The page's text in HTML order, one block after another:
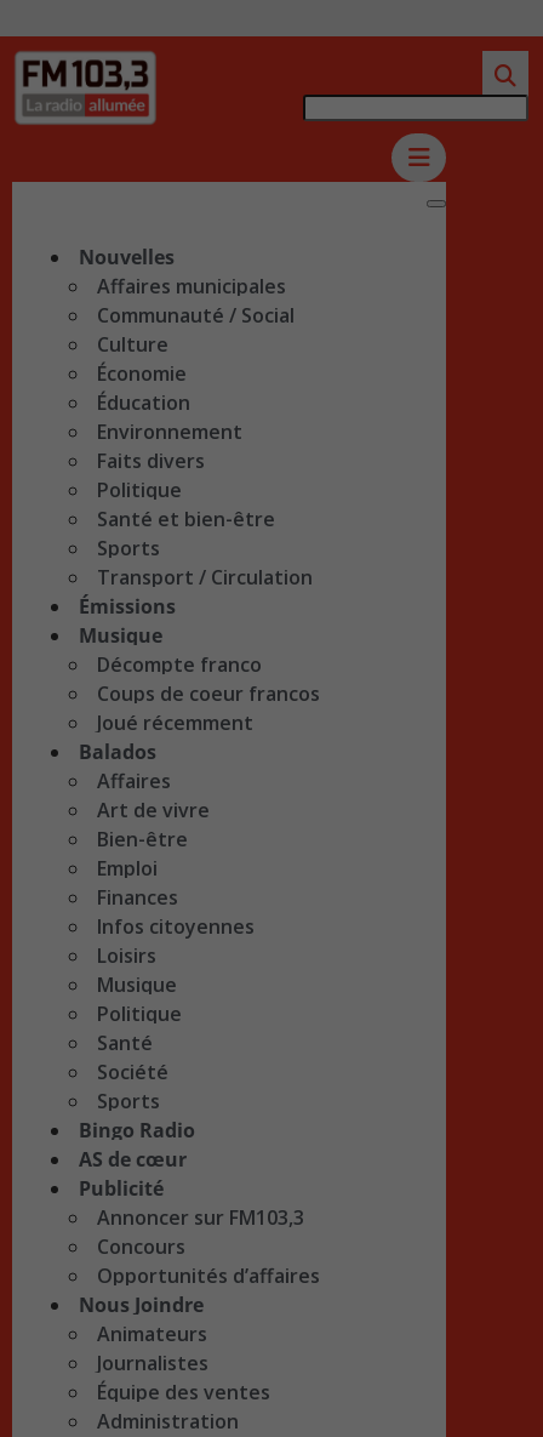
Nouvelles
Affaires municipales
Communauté / Social
Culture
Économie
Éducation
Environnement
Faits divers
Politique
Santé et bien-être
Sports
Transport / Circulation
Émissions
Musique
Décompte franco
Coups de coeur francos
Joué récemment
Balados
Affaires
Art de vivre
Bien-être
Emploi
Finances
Infos citoyennes
Loisirs
Musique
Politique
Santé
Société
Sports
Bingo Radio
AS de cœur
Publicité
Annoncer sur FM103,3
Concours
Opportunités d’affaires
Nous Joindre
Animateurs
Journalistes
Équipe des ventes
Administration